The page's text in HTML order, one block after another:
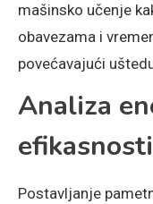
mašinsko učenje
obavezama i
povećavajući
Analiza
efikasnosti
Postavljanje